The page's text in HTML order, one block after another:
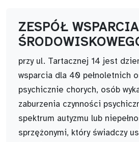
ZESPÓŁ WSPARCIA
przy ul. Tartacznej 14 jest
wsparcia dla 40 pełnoletnich
psychicznie chorych, osób
zaburzenia czynności
spektrum autyzmu lub
sprzężonymi, który świadczy